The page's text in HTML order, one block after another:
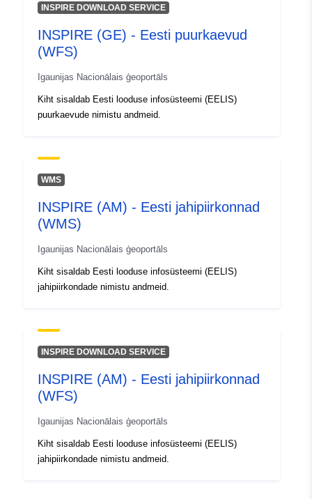
INSPIRE DOWNLOAD SERVICE
INSPIRE (GE) - Eesti puurkaevud
(WFS)
Igaunijas Nacionālais ģeoportāls
Kiht sisaldab Eesti looduse infosüsteemi (EELIS)
puurkaevude nimistu andmeid.
WMS
INSPIRE (AM) - Eesti jahipiirkonnad
(WMS)
Igaunijas Nacionālais ģeoportāls
Kiht sisaldab Eesti looduse infosüsteemi (EELIS)
jahipiirkondade nimistu andmeid.
INSPIRE DOWNLOAD SERVICE
INSPIRE (AM) - Eesti jahipiirkonnad
(WFS)
Igaunijas Nacionālais ģeoportāls
Kiht sisaldab Eesti looduse infosüsteemi (EELIS)
jahipiirkondade nimistu andmeid.